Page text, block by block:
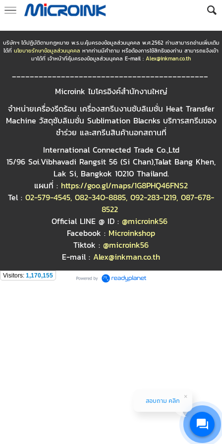
บริษัทฯ ได้ปฏิบัติตามกฏหมาย พ.ร.บ.คุ้มครองข้อมูลส่วนบุคคล พ.ศ.2562 ท่านสามารถอ่านเพิ่มเติม
ได้ที่ นโยบายรักษาข้อมูลส่วนบุคคล หากท่านมีคำถาม หรือต้องการใช้สิทธิของท่าน สามารถแจ้งเข้า
มาได้ที่ เจ้าหน้าที่คุ้มครองข้อมูลส่วนบุคคล E-mail : Alex@inkman.co.th
____________________________________________
Microink ไมโครอิงค์สำนักงานใหญ่
จำหน่ายเครื่องรีดร้อน เครื่องสกรีนงานซับลิเมชั่น Heat Transfer
Machine วัสดุซับลิเมชั่น Sublimation Blacnks บริการสกรีนของ
ชำร่วย และสกรีนสินค้านอกสถานที่
International Connected Trade Co.,Ltd
15/96 Soi.Vibhavadi Rangsit 56 (Si Chan),Talat Bang Khen,
Lak Si, Bangkok 10210 Thailand.
แผนที่ : https://goo.gl/maps/1G8PHQ46FNS2
Tel : 02-579-4545, 082-340-8885, 092-283-1219, 087-678-
8522
Official LINE @ ID : @microink56
Facebook : Microinkshop
Tiktok : @microink56
E-mail : Alex@inkman.co.th
Visitors: 1,170,155
สอบถาม คลิก